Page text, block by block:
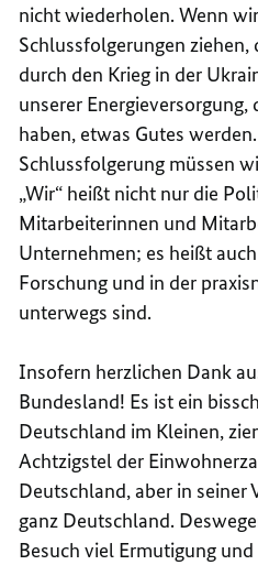
nicht wiederholen. Wenn
Schlussfolgerungen ziehen,
durch den Krieg in der
unserer
haben, etwas Gutes
Schlussfolgerung müssen
„Wir“ heißt nicht nur die
Mitarbeiterinnen und
Unternehmen; es heißt
Forschung und in der
unterwegs sind.
Insofern herzlichen Dank
Bundesland! Es ist ein
Deutschland im Kleinen,
Achtzigstel der
Deutschland, aber in seiner
ganz Deutschland.
Besuch viel Ermutigung